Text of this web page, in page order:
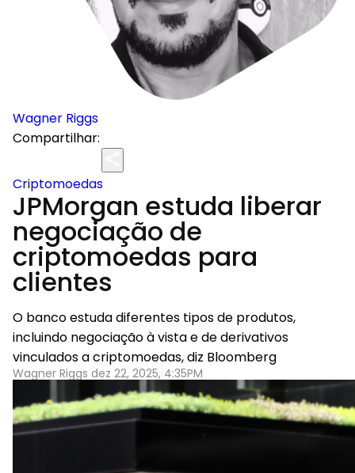
Wagner Riggs
Compartilhar:
Criptomoedas
JPMorgan estuda liberar
negociação de
criptomoedas para
clientes
O banco estuda diferentes tipos de produtos,
incluindo negociação à vista e de derivativos
vinculados a criptomoedas, diz Bloomberg
Wagner Riggs dez 22, 2025, 4:35PM